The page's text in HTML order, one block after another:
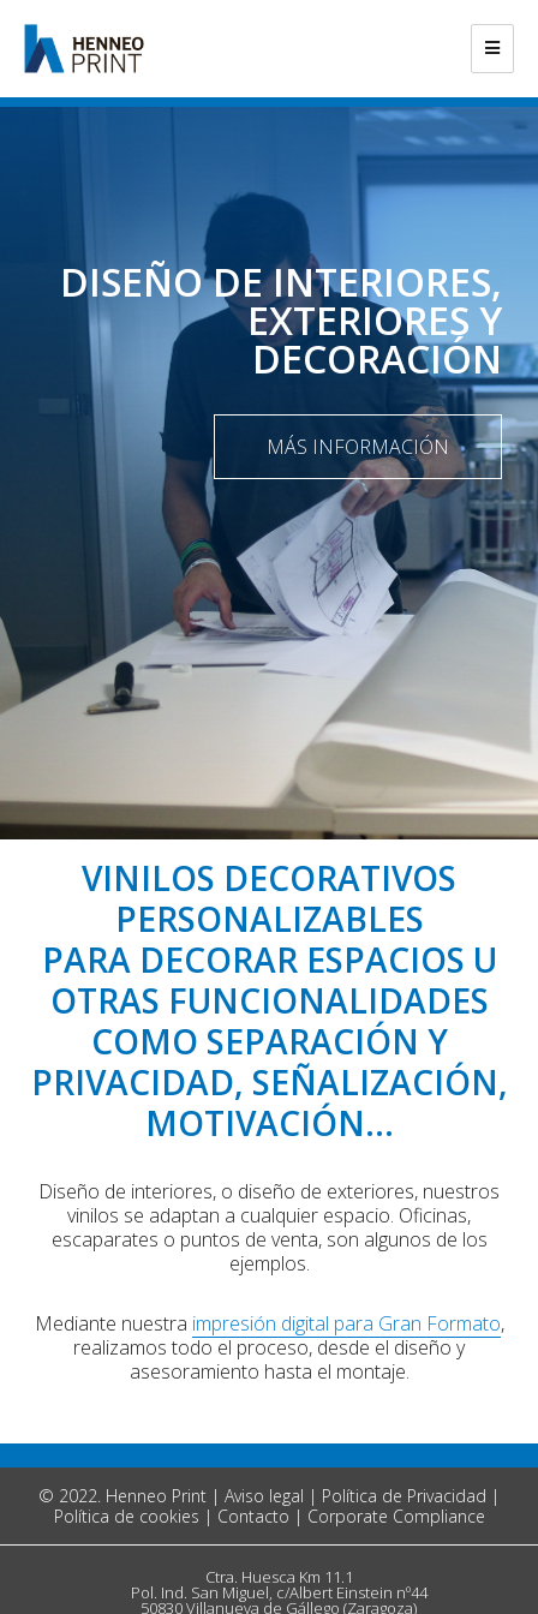
DISEÑO DE INTERIORES,
EXTERIORES Y
DECORACIÓN
MÁS INFORMACIÓN
VINILOS DECORATIVOS
PERSONALIZABLES
PARA DECORAR ESPACIOS U
OTRAS FUNCIONALIDADES
COMO SEPARACIÓN Y
PRIVACIDAD, SEÑALIZACIÓN,
MOTIVACIÓN...
Diseño de interiores, o diseño de exteriores, nuestros
vinilos se adaptan a cualquier espacio. Oficinas,
escaparates o puntos de venta, son algunos de los
ejemplos.
Mediante nuestra impresión digital para Gran Formato,
realizamos todo el proceso, desde el diseño y
asesoramiento hasta el montaje.
© 2022. Henneo Print | Aviso legal | Política de Privacidad |
Política de cookies | Contacto | Corporate Compliance
Ctra. Huesca Km 11.1
Pol. Ind. San Miguel, c/Albert Einstein nº44
50830 Villanueva de Gállego (Zaragoza)